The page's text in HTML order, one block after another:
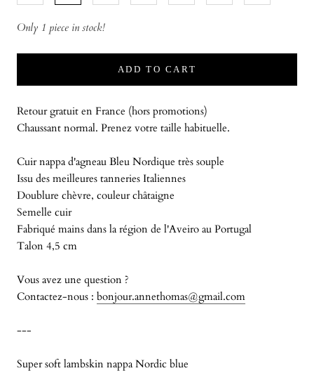
Only 1 piece in stock!
ADD TO CART
Retour gratuit en France (hors promotions)
Chaussant normal. Prenez votre taille habituelle.
Cuir nappa d'agneau Bleu Nordique très souple
Issu des meilleures tanneries Italiennes
Doublure chèvre, couleur châtaigne
Semelle cuir
Fabriqué mains dans la région de l'Aveiro au Portugal
Talon 4,5 cm
Vous avez une question ?
Contactez-nous : bonjour.annethomas@gmail.com
---
Super soft lambskin nappa Nordic blue